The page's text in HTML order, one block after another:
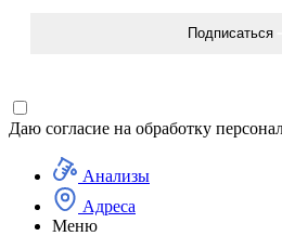
Подписаться
Даю согласие на обработку
Анализы
Адреса
Меню